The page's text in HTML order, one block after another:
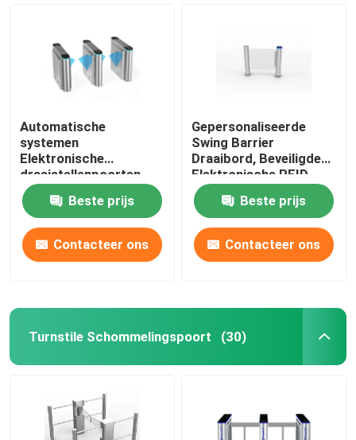
Thuis
Over ons
Automatische
systemen
Elektronische
draaistellenpoorten
met RFID-kaart 550-
900 mmBeste prijs
Contacteer ons
Gepersonaliseerde
Swing Barrier
Draaibord, Beveiligde
Elektronische RFID
Draaibord Poort
Beste prijs
Contacteer ons
Turnstile Schommelingspoort (30)